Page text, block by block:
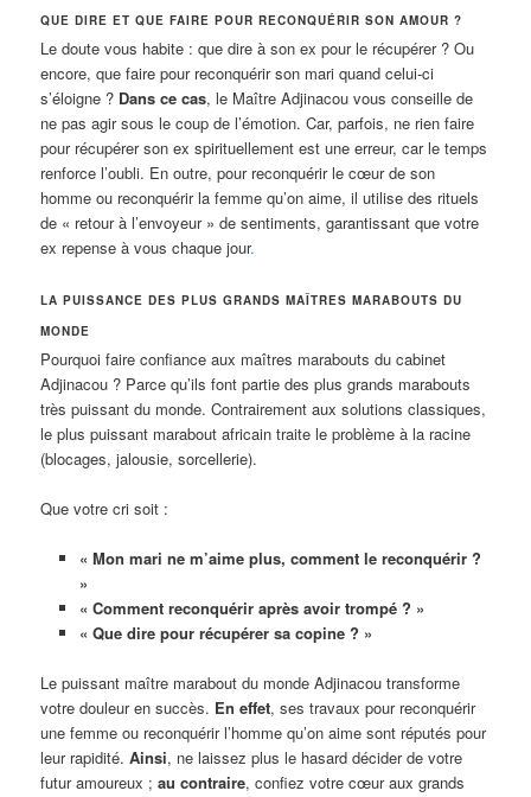
QUE DIRE ET QUE FAIRE POUR RECONQUÉRIR SON AMOUR ?
Le doute vous habite : que dire à son ex pour le récupérer ? Ou
encore, que faire pour reconquérir son mari quand celui-ci
s’éloigne ? Dans ce cas, le Maître Adjinacou vous conseille de
ne pas agir sous le coup de l’émotion. Car, parfois, ne rien faire
pour récupérer son ex spirituellement est une erreur, car le temps
renforce l’oubli. En outre, pour reconquérir le cœur de son
homme ou reconquérir la femme qu’on aime, il utilise des rituels
de « retour à l’envoyeur » de sentiments, garantissant que votre
ex repense à vous chaque jour.
LA PUISSANCE DES PLUS GRANDS MAÎTRES MARABOUTS DU
MONDE
Pourquoi faire confiance aux maîtres marabouts du cabinet
Adjinacou ? Parce qu’ils font partie des plus grands marabouts
très puissant du monde. Contrairement aux solutions classiques,
le plus puissant marabout africain traite le problème à la racine
(blocages, jalousie, sorcellerie).
Que votre cri soit :
« Mon mari ne m’aime plus, comment le reconquérir ?
»
« Comment reconquérir après avoir trompé ? »
« Que dire pour récupérer sa copine ? »
Le puissant maître marabout du monde Adjinacou transforme
votre douleur en succès. En effet, ses travaux pour reconquérir
une femme ou reconquérir l’homme qu’on aime sont réputés pour
leur rapidité.Ainsi, ne laissez plus le hasard décider de votre
futur amoureux ;au contraire, confiez votre cœur aux grands